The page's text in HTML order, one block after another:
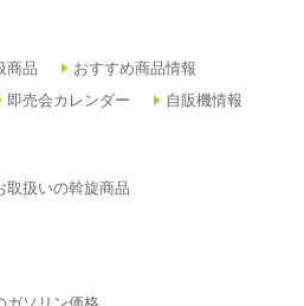
商品
おすすめ商品情報
即売会カレンダー 自販機情報
取扱いの斡旋商品